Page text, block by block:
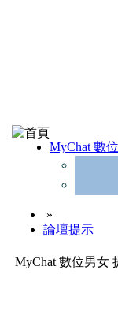
MyChat 數
»
論壇提示
MyChat 數位男女